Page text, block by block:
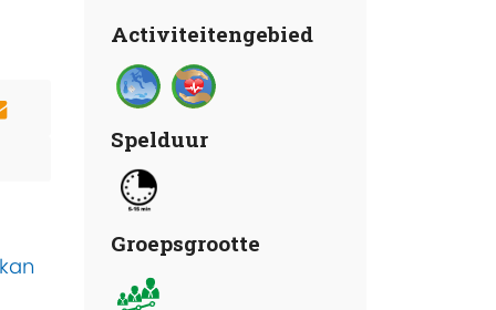
Activiteitengebied
Spelduur
Groepsgrootte